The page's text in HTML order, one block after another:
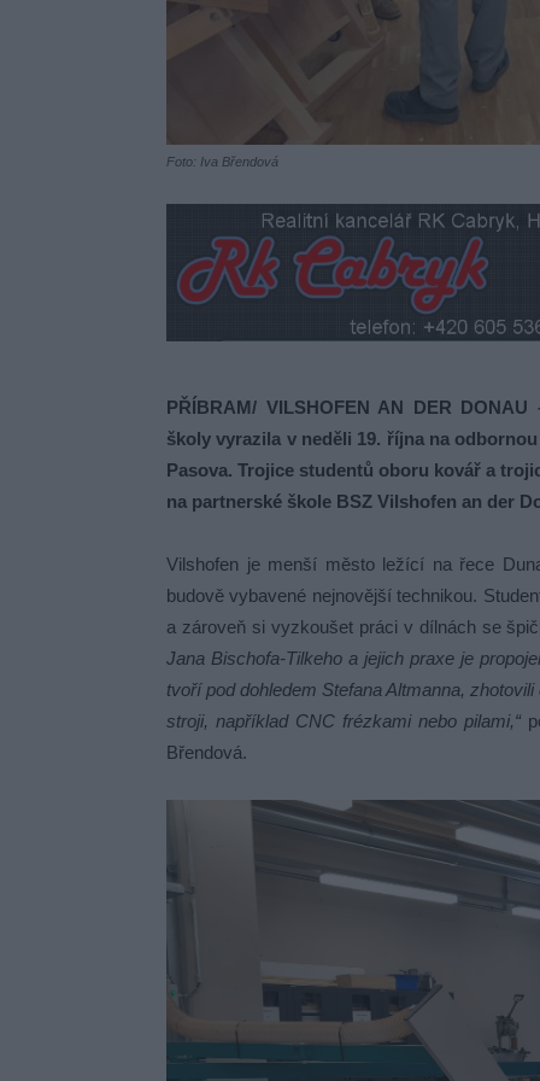
Foto: Iva Břendová
PŘÍBRAM/ VILSHOFEN AN DER
školy vyrazila v neděli 19. října na
Pasova. Trojice studentů oboru kovář a
na partnerské škole BSZ Vilshofen an der
Vilshofen je menší město ležící na řece
budově vybavené nejnovější technikou.
a zároveň si vyzkoušet práci v dílnách se
Jana Bischofa-Tilkeho a jejich praxe je
tvoří pod dohledem Stefana Altmanna,
stroji, například CNC frézkami nebo pilami,“
Břendová.